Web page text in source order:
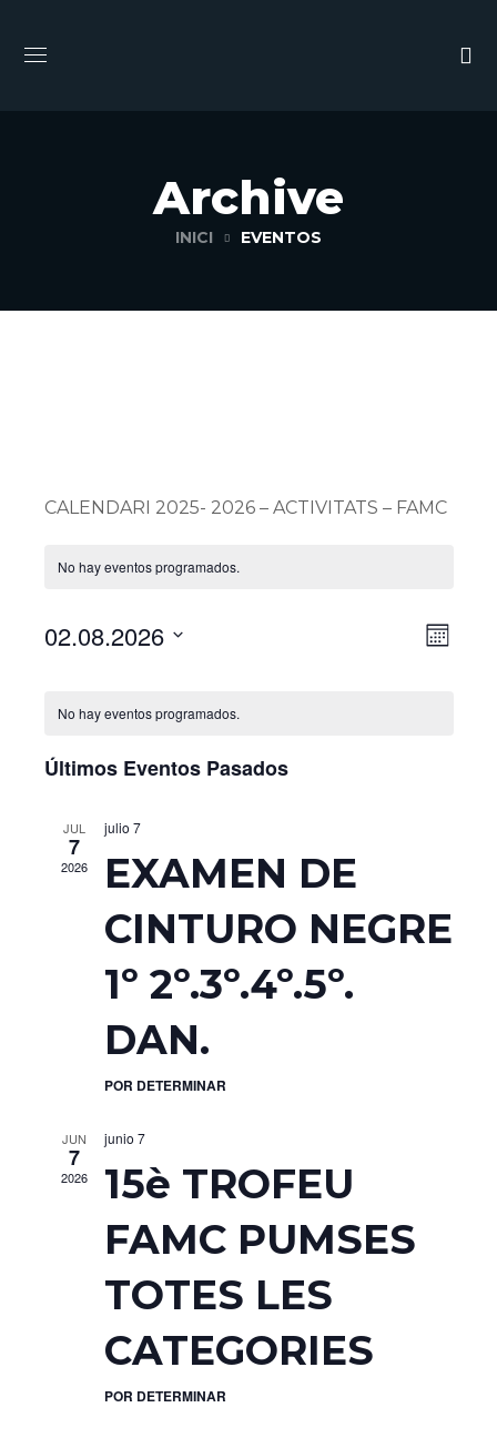
Archive
INICI EVENTOS
CALENDARI 2025- 2026 – ACTIVITATS – FAMC
No hay eventos programados.
MES
02.08.2026
Calendario
de
Eventos
No hay eventos programados.
Últimos Eventos Pasados
JUL
7
2026
julio 7
EXAMEN DE
CINTURO NEGRE
1º 2º.3º.4º.5º.
DAN.
POR DETERMINAR
JUN
7
2026
junio 7
15è TROFEU
FAMC PUMSES
TOTES LES
CATEGORIES
POR DETERMINAR